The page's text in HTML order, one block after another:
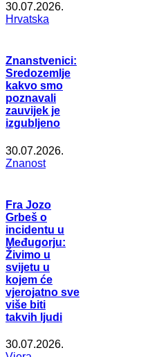
30.07.2026.
Hrvatska
Znanstvenici:
Sredozemlje
kakvo smo
poznavali
zauvijek je
izgubljeno
30.07.2026.
Znanost
Fra Jozo
Grbeš o
incidentu u
Međugorju:
Živimo u
svijetu u
kojem će
vjerojatno sve
više biti
takvih ljudi
30.07.2026.